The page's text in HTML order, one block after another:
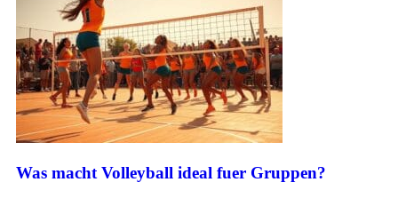
Was macht Volleyball ideal fuer Gruppen?